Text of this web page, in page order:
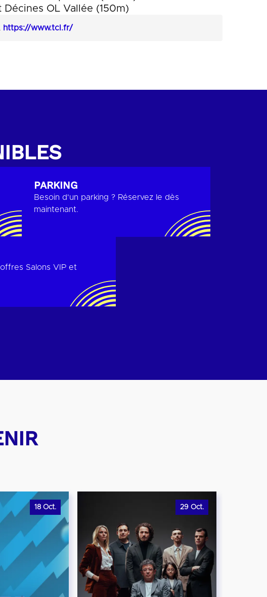
Décines OL Vallée (150m)
https://www.tcl.fr/
PARKING
Besoin d'un parking ? Réservez le dès
maintenant.
Salons VIP et
18 Oct. 29 Oct.